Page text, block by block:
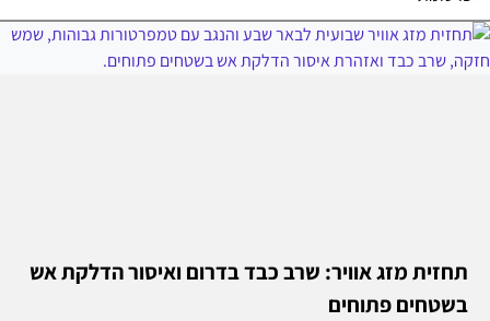
תחזית מזג אוויר: שרב כבד בדרום ואיסור הדלקת אש
בשטחים פתוחים